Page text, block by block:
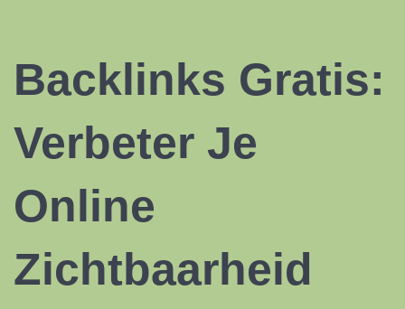
Backlinks Gratis:
Verbeter Je
Online
Zichtbaarheid